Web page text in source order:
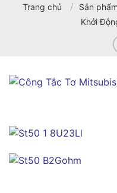
Trang chủ / Sản phẩm
Khởi